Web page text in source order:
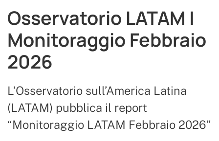
Osservatorio LATAM |
Monitoraggio Febbraio
2026
L’Osservatorio sull’America Latina
(LATAM) pubblica il report
“Monitoraggio LATAM Febbraio 2026”